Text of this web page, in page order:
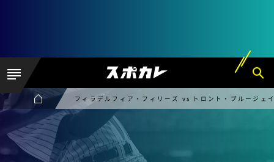
フィラデルフィア・フィリーズ vs トロント・ブルージェ